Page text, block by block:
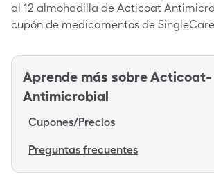
al 12 almohadilla de Acticoat
cupón de medicamentos de
Aprende más sobreActicoat-
Antimicrobial
Cupones/Precios
Preguntas frecuentes